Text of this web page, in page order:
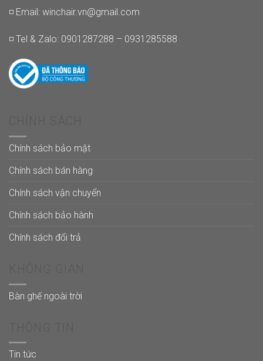
◽ Email: winchair.vn@gmail.com
◽ Tel & Zalo: 0901287288 – 0931285588
Chính sách bảo mật
Chính sách bán hàng
Chính sách vận chuyển
Chính sách bảo hành
Chính sách đổi trả
Bàn ghế ngoài trời
Tin tức